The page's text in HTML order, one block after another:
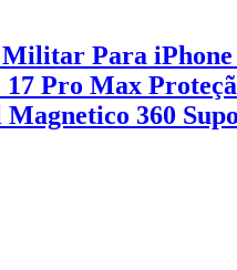
Para iPhone
Pro Max
Magnetico 360